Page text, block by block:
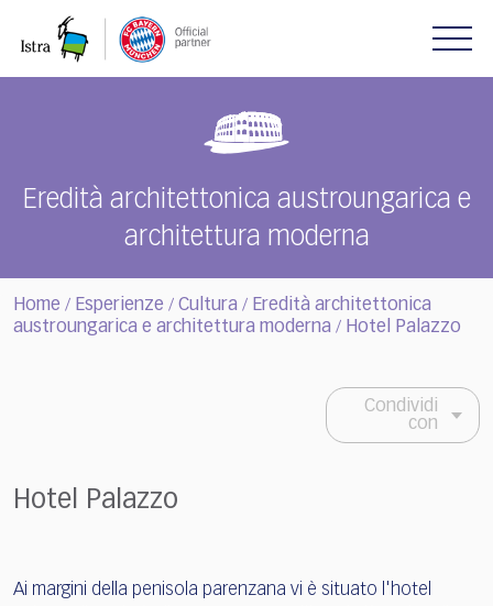
note:
system.
Eredità architettonica austroungarica e
architettura moderna
Home / Esperienze / Cultura / Eredità architettonica
austroungarica e architettura moderna / Hotel Palazzo
Condividi
con
Hotel Palazzo
Ai margini della penisola parenzana vi è situato l'hotel